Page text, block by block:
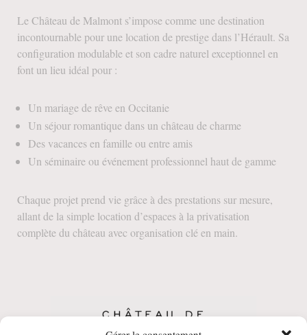
Le Château de Malmont s’impose comme une destination
incontournable pour une location de prestige dans l’Hérault. Sa
configuration modulable et son cadre naturel exceptionnel en
font un lieu idéal pour :
Un mariage de rêve en Occitanie
Un séjour romantique dans un château de charme
Des vacances en famille ou entre amis
Un séminaire ou événement professionnel haut de gamme
Chaque projet prend vie grâce à des prestations sur mesure,
allant de la simple location d’espaces à la privatisation
complète du château avec organisation clé en main.